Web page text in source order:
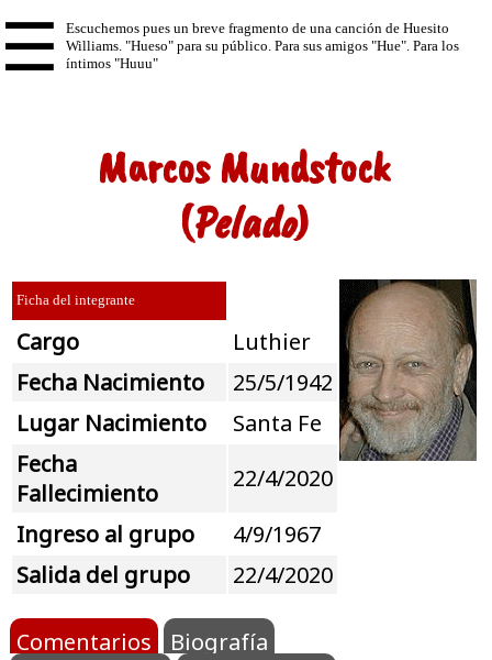
☰
Marcos Mundstock
(Pelado)
Ficha del integrante
Cargo
Luthier
Fecha Nacimiento
25/5/1942
Lugar Nacimiento
Santa Fe
Fecha
Fallecimiento
22/4/2020
Ingreso al grupo
4/9/1967
Salida del grupo
22/4/2020
Comentarios
Biografía